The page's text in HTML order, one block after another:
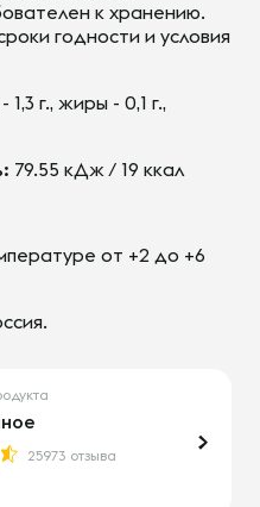
к хранению.
годности и условия
1,3 г., жиры - 0,1 г.,
79.55 кДж / 19 ккал
от +2 до +6
25973 отзыва